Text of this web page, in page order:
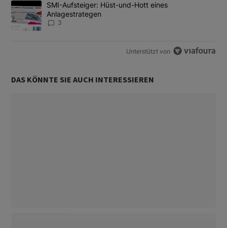
Ein Trendartikel mit dem Titel "SMI-Aufsteiger: Hüst-und-Hott
SMI-Aufsteiger: Hüst-und-Hott eines
Anlagestrategen
3
Unterstützt von
DAS KÖNNTE SIE AUCH INTERESSIEREN